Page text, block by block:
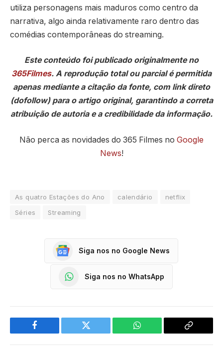
utiliza personagens mais maduros como centro da
narrativa, algo ainda relativamente raro dentro das
comédias contemporâneas do streaming.
Este conteúdo foi publicado originalmente no
365Filmes. A reprodução total ou parcial é permitida
apenas mediante a citação da fonte, com link direto
(dofollow) para o artigo original, garantindo a correta
atribuição de autoria e a credibilidade da informação.
Não perca as novidades do 365 Filmes no Google
News!
As quatro Estações do Ano calendário
netflix
Séries
Streaming
Siga nos no Google News
Siga nos no WhatsApp
Facebook Twitter WhatsApp
Copy